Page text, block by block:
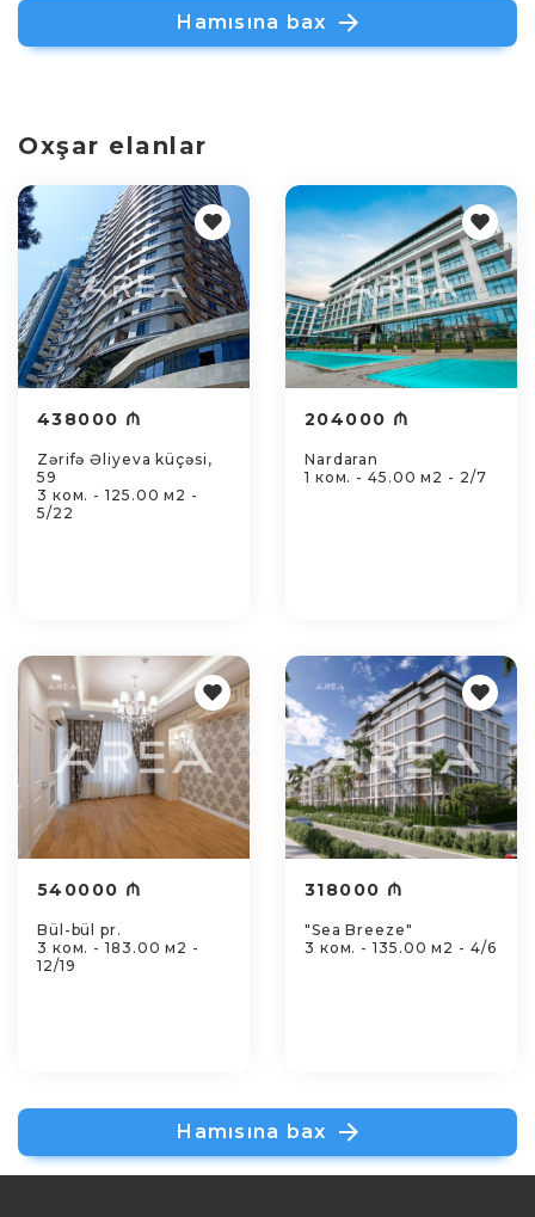
Hamısına bax
Oxşar elanlar
438000 ₼
Zərifə Əliyeva küçəsi,
59
3 ком. - 125.00 м2 -
5/22
204000 ₼
Nardaran
1 ком. - 45.00 м2 - 2/7
540000 ₼
Bül-bül pr.
3 ком. - 183.00 м2 -
12/19
318000 ₼
"Sea Breeze"
3 ком. - 135.00 м2 - 4/6
Hamısına bax